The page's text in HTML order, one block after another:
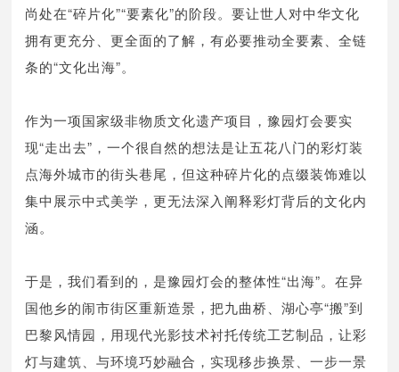
尚处在“碎片化”“要素化”的阶段。要让世人对中华文化
拥有更充分、更全面的了解，有必要推动全要素、全链
条的“文化出海”。
作为一项国家级非物质文化遗产项目，豫园灯会要实
现“走出去”，一个很自然的想法是让五花八门的彩灯装
点海外城市的街头巷尾，但这种碎片化的点缀装饰难以
集中展示中式美学，更无法深入阐释彩灯背后的文化内
涵。
于是，我们看到的，是豫园灯会的整体性“出海”。在异
国他乡的闹市街区重新造景，把九曲桥、湖心亭“搬”到
巴黎风情园，用现代光影技术衬托传统工艺制品，让彩
灯与建筑、与环境巧妙融合，实现移步换景、一步一景